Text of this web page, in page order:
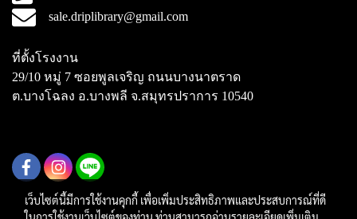
sale.driplibrary@gmail.com
ที่ตั้งโรงงาน
29/10 หมู่ 7 ซอยพูลเจริญ ถนนบางนาตราด
ต.บางโฉลง อ.บางพลี จ.สมุทรปราการ 10540
เว็บไซต์นี้มีการใช้งานคุกกี้ เพื่อเพิ่มประสิทธิภาพและประสบการณ์ที่ดี